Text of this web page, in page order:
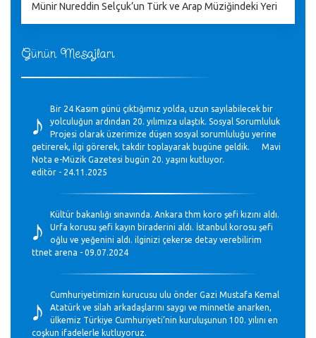
Günün Mesajları
♪
Bir 24 Kasım günü çıktığımız yolda, uzun sayılabilecek bir
yolculuğun ardından 20. yılımıza ulaştık. Sosyal Sorumluluk
Projesi olarak üzerimize düşen sosyal sorumluluğu yerine
getirerek, ilgi görerek, takdir toplayarak bugüne geldik. Mavi
Nota e-Müzik Gazetesi bugün 20. yaşını kutluyor.
editör - 24.11.2025
♪
Kültür bakanlığı sınavında. Ankara thm koro şefi kızını aldı.
Urfa korusu şefi kayın biraderini aldı. İstanbul korosu şefi
oğlu ve yeğenini aldı. ilginizi çekerse detay verebilirim
ttnet arena - 09.07.2024
♪
Cumhuriyetimizin kurucusu ulu önder Gazi Mustafa Kemal
Atatürk ve silah arkadaşlarını saygı ve minnetle anarken,
ülkemiz Türkiye Cumhuriyeti’nin kuruluşunun 100. yılını en
coşkun ifadelerle kutluyoruz.
Münir Nureddin Selçuk’un Türk ve Arap Müziğindeki Yeri